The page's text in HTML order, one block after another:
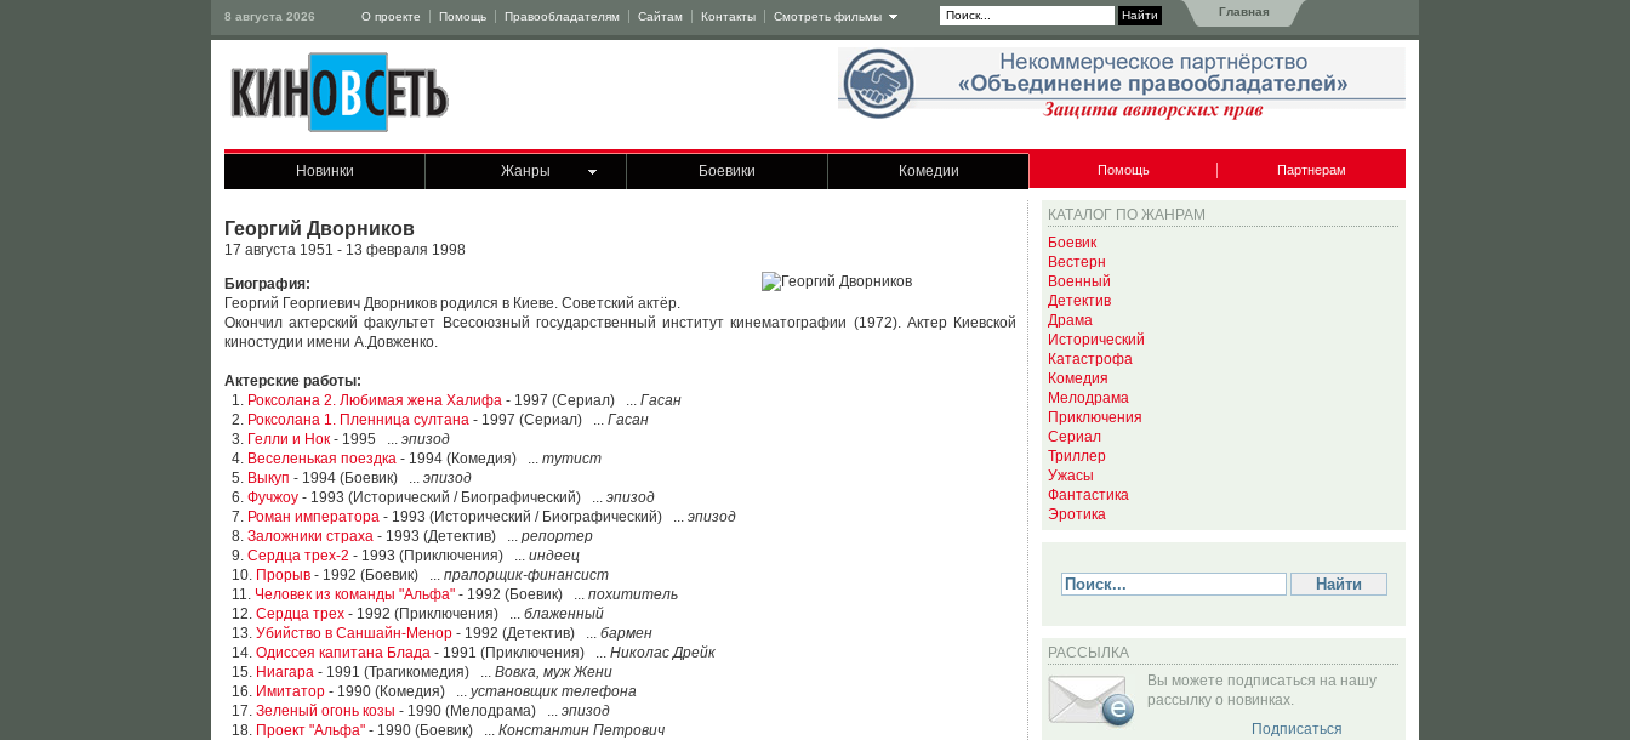
8 августа 2026 О проекте Помощь Правообладателям Сайтам Контакты Смотреть фильмы Главная
Новинки Жанры Боевики Комедии Помощь Партнерам
Георгий Дворников
17 августа 1951 - 13 февраля 1998
Биография:
Георгий Георгиевич Дворников родился в Киеве. Советский актёр.
Окончил актерский факультет Всесоюзный государственный институт кинематографии (1972). Актер Киевской
киностудии имени А.Довженко.
Актерские работы:
1. Роксолана 2. Любимая жена Халифа - 1997 (Сериал) ... Гасан
2. Роксолана 1. Пленница султана - 1997 (Сериал) ... Гасан
3. Гелли и Нок - 1995 ... эпизод
4. Веселенькая поездка - 1994 (Комедия) ... тутист
5. Выкуп - 1994 (Боевик) ... эпизод
6. Фучжоу - 1993 (Исторический / Биографический) ... эпизод
7. Роман императора - 1993 (Исторический / Биографический) ... эпизод
8. Заложники страха - 1993 (Детектив) ... репортер
9. Сердца трех-2 - 1993 (Приключения) ... индеец
10. Прорыв - 1992 (Боевик) ... прапорщик-финансист
11. Человек из команды "Альфа" - 1992 (Боевик) ... похититель
12. Сердца трех - 1992 (Приключения) ... блаженный
13. Убийство в Саншайн-Менор - 1992 (Детектив) ... бармен
14. Одиссея капитана Блада - 1991 (Приключения) ... Николас Дрейк
15. Ниагара - 1991 (Трагикомедия) ... Вовка, муж Жени
16. Имитатор - 1990 (Комедия) ... установщик телефона
17. Зеленый огонь козы - 1990 (Мелодрама) ... эпизод
18. Проект "Альфа" - 1990 (Боевик) ... Константин Петрович
КАТАЛОГ ПО ЖАНРАМ
Боевик
Вестерн
Военный
Детектив
Драма
Исторический
Катастрофа
Комедия
Мелодрама
Приключения
Сериал
Триллер
Ужасы
Фантастика
Эротика
РАССЫЛКА
Вы можете подписаться на нашу
рассылку о новинках.
Подписаться